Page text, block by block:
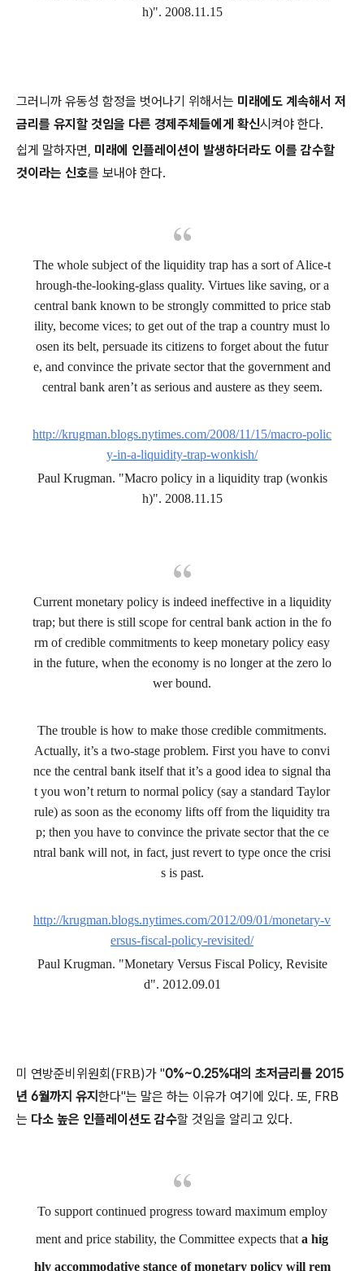
h)". 2008.11.15
그러니까 유동성 함정을 벗어나기 위해서는 미래에도 계속해서 저
금리를 유지할 것임을 다른 경제주체들에게 확신시켜야 한다.
쉽게 말하자면, 미래에 인플레이션이 발생하더라도 이를 감수할
것이라는 신호를 보내야 한다.
The whole subject of the liquidity trap has a sort of Alice-t
hrough-the-looking-glass quality. Virtues like saving, or a
central bank known to be strongly committed to price stab
ility, become vices; to get out of the trap a country must lo
osen its belt, persuade its citizens to forget about the futur
e, and convince the private sector that the government and
central bank aren’t as serious and austere as they seem.
http://krugman.blogs.nytimes.com/2008/11/15/macro-polic
y-in-a-liquidity-trap-wonkish/
Paul Krugman. "Macro policy in a liquidity trap (wonkis
h)". 2008.11.15
Current monetary policy is indeed ineffective in a liquidity
trap; but there is still scope for central bank action in the fo
rm of credible commitments to keep monetary policy easy
in the future, when the economy is no longer at the zero lo
wer bound.
The trouble is how to make those credible commitments.
Actually, it’s a two-stage problem. First you have to convi
nce the central bank itself that it’s a good idea to signal tha
t you won’t return to normal policy (say a standard Taylor
rule) as soon as the economy lifts off from the liquidity tra
p; then you have to convince the private sector that the ce
ntral bank will not, in fact, just revert to type once the crisi
s is past.
http://krugman.blogs.nytimes.com/2012/09/01/monetary-v
ersus-fiscal-policy-revisited/
Paul Krugman. "Monetary Versus Fiscal Policy, Revisite
d". 2012.09.01
미 연방준비위원회(FRB)가 "0%~0.25%대의 초저금리를 2015
년 6월까지 유지 한다"는 말은 하는 이유가 여기에 있다. 또, FRB
는 다소 높은 인플레이션도 감수할 것임을 알리고 있다.
To support continued progress toward maximum employ
ment and price stability, the Committee expects that a hig
hly accommodative stance of monetary policy will rem